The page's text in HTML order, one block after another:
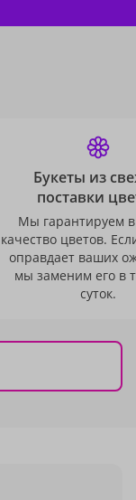
Букеты из
поставки
Мы гарантируем
качество цветов.
оправдает ваших
мы заменим его в
суток.